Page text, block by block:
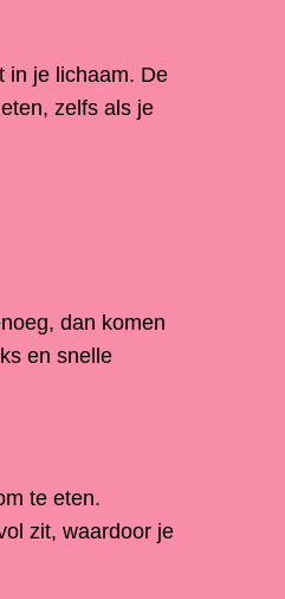
in je lichaam. De
zelfs als je
dan komen
en snelle
te eten.
zit, waardoor je